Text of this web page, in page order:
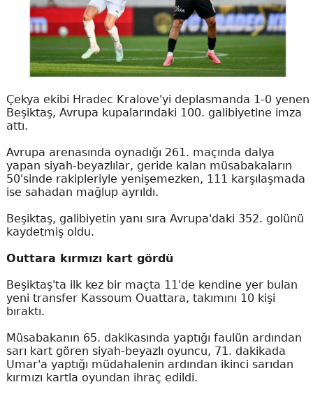
Çekya ekibi Hradec Kralove'yi deplasmanda 1-0 yenen
Beşiktaş, Avrupa kupalarındaki 100. galibiyetine imza
attı.
Avrupa arenasında oynadığı 261. maçında dalya
yapan siyah-beyazlılar, geride kalan müsabakaların
50'sinde rakipleriyle yenişemezken, 111 karşılaşmada
ise sahadan mağlup ayrıldı.
Beşiktaş, galibiyetin yanı sıra Avrupa'daki 352. golünü
kaydetmiş oldu.
Outtara kırmızı kart gördü
Beşiktaş'ta ilk kez bir maçta 11'de kendine yer bulan
yeni transfer Kassoum Ouattara, takımını 10 kişi
bıraktı.
Müsabakanın 65. dakikasında yaptığı faulün ardından
sarı kart gören siyah-beyazlı oyuncu, 71. dakikada
Umar'a yaptığı müdahalenin ardından ikinci sarıdan
kırmızı kartla oyundan ihraç edildi.